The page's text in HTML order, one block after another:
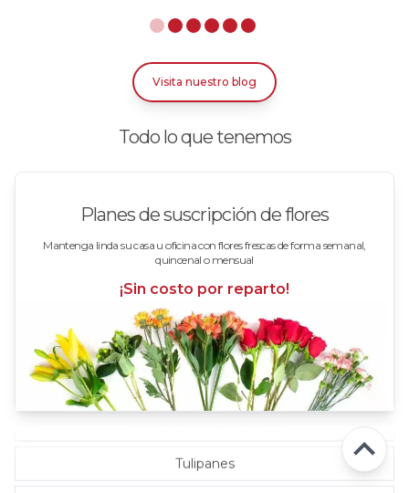
Visita nuestro blog
Todo lo que tenemos
Planes de suscripción de flores
Mantenga linda su casa u oficina con flores frescas de forma semanal,
quincenal o mensual
¡Sin costo por reparto!
Rosas Azules
Rosas Bicolor Blancas-Rojas
Rosas Blancas
Rosas Damasco
Rosas en floreros
Rosas Fucsia
Rosas Rojas
Rosas Rosadas
Tulipanes